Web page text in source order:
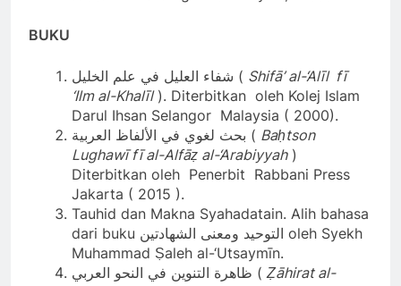
BUKU
شفاء العليل في علم الخليل ( Shifā’ al-‘Alīl fī
‘Ilm al-Khalīl). Diterbitkan oleh Kolej Islam
Darul Ihsan Selangor Malaysia ( 2000).
بحث لغوي في الألفاظ العربية ( Baḥtson
Lughawī fī al-Alfāẓ al-‘Arabiyyah)
Diterbitkan oleh Penerbit Rabbani Press
Jakarta ( 2015 ).
Tauhid dan Makna Syahadatain. Alih bahasa
dari buku التوحيد ومعنى الشهادتين oleh Syekh
Muhammad Ṣaleh al-‘Utsaymīn.
ظاهرة التنوين في النحو العربي ( Ẓāhirat al-